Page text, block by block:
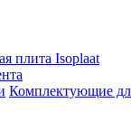
плита Isoplaat
Комплектующие